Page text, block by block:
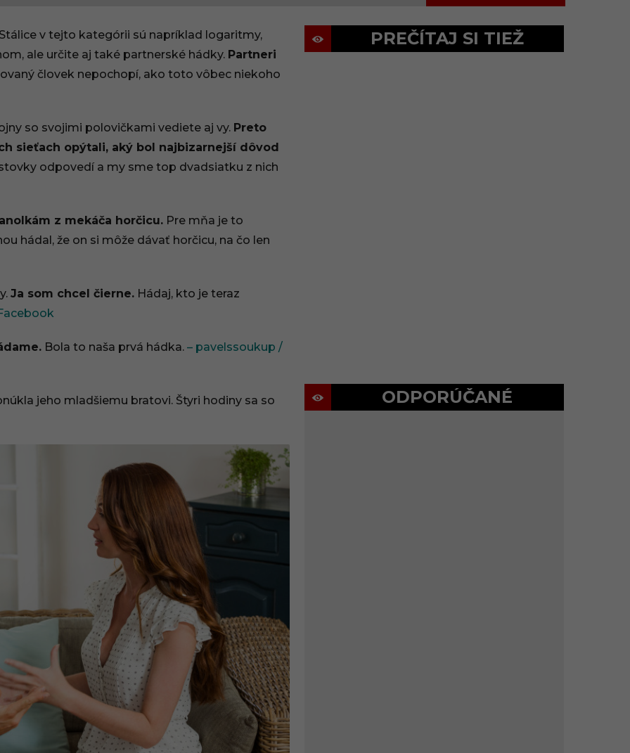
v tejto kategórii sú napríklad logaritmy,
ale určite aj také partnerské hádky. Partneri
človek nepochopí, ako toto vôbec niekoho
so svojimi polovičkami vediete aj vy. Preto
sieťach opýtali, aký bol najbizarnejší dôvod
odpovedí a my sme top dvadsiatku z nich
z mekáča horčicu. Pre mňa je to
hádal, že on si môže dávať horčicu, na čo len
Ja som chcel čierne. Hádaj, kto je teraz
Bola to naša prvá hádka. – pavelssoukup /
jeho mladšiemu bratovi. Štyri hodiny sa so
PREČÍTAJ SI TIEŽ
ODPORÚČANÉ